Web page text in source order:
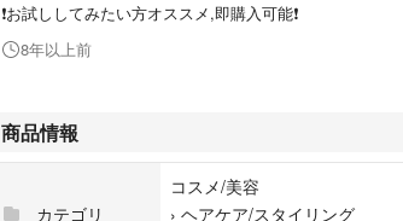
❗️お試ししてみたい方オススメ,即購入可能❗️
8年以上前
商品情報
カテゴリ
コスメ/美容
› ヘアケア/スタイリング